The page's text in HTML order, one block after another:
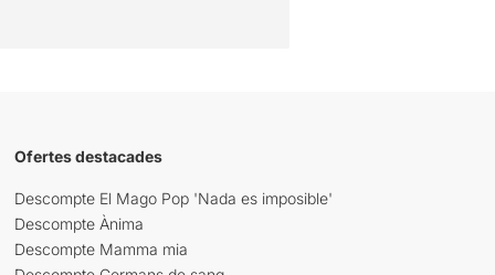
Ofertes destacades
Descompte El Mago Pop 'Nada es imposible'
Descompte Ànima
Descompte Mamma mia